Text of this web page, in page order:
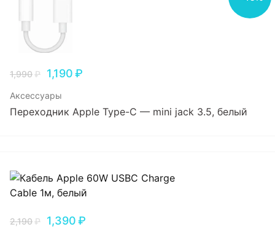
1,990₽ 1,190₽
Аксессуары
Переходник Apple Type-C — mini jack 3.5, белый
2,190₽ 1,390₽